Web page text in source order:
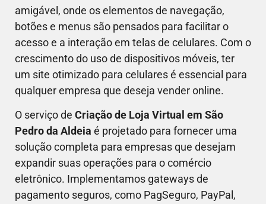
amigável, onde os elementos de navegação,
botões e menus são pensados para facilitar o
acesso e a interação em telas de celulares. Com o
crescimento do uso de dispositivos móveis, ter
um site otimizado para celulares é essencial para
qualquer empresa que deseja vender online.
O serviço de Criação de Loja Virtual em São
Pedro da Aldeia é projetado para fornecer uma
solução completa para empresas que desejam
expandir suas operações para o comércio
eletrônico. Implementamos gateways de
pagamento seguros, como PagSeguro, PayPal,